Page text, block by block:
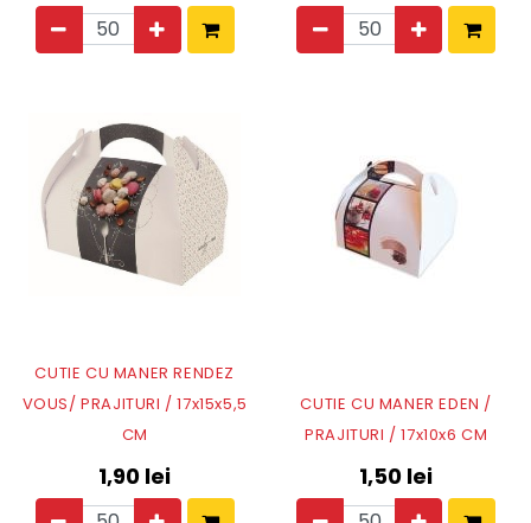
CUTIE CU MANER RENDEZ
VOUS/ PRAJITURI / 17x15x5,5
CM
1,90 lei
CUTIE CU MANER EDEN /
PRAJITURI / 17x10x6 CM
1,50 lei